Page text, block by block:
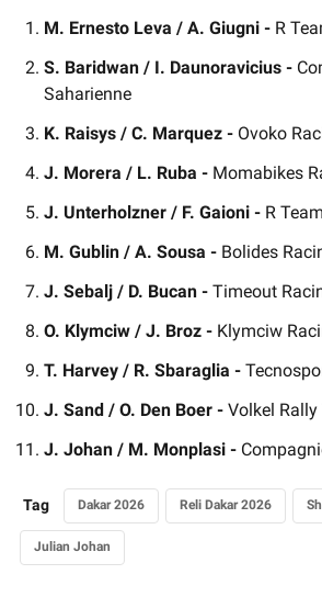
M. Ernesto Leva / A. Giugni - R
S. Baridwan / I. Daunoravicius -
Saharienne
K. Raisys / C. Marquez - Ovoko
J. Morera / L. Ruba - Momabikes
J. Unterholzner / F. Gaioni - R Team
M. Gublin / A. Sousa - Bolides
J. Sebalj / D. Bucan - Timeout
O. Klymciw / J. Broz - Klymciw
T. Harvey / R. Sbaraglia -
J. Sand / O. Den Boer - Volkel Rally
J. Johan / M. Monplasi -
Tag Dakar 2026 Reli Dakar 2026
Julian Johan